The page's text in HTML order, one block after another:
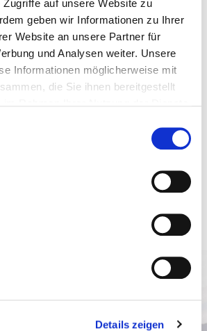
auf unsere Website zu
geben wir Informationen zu Ihrer
Website an unsere Partner für
und Analysen weiter. Unsere
Informationen möglicherweise mit
die Sie ihnen bereitgestellt
Details zeigen
gezielt zu